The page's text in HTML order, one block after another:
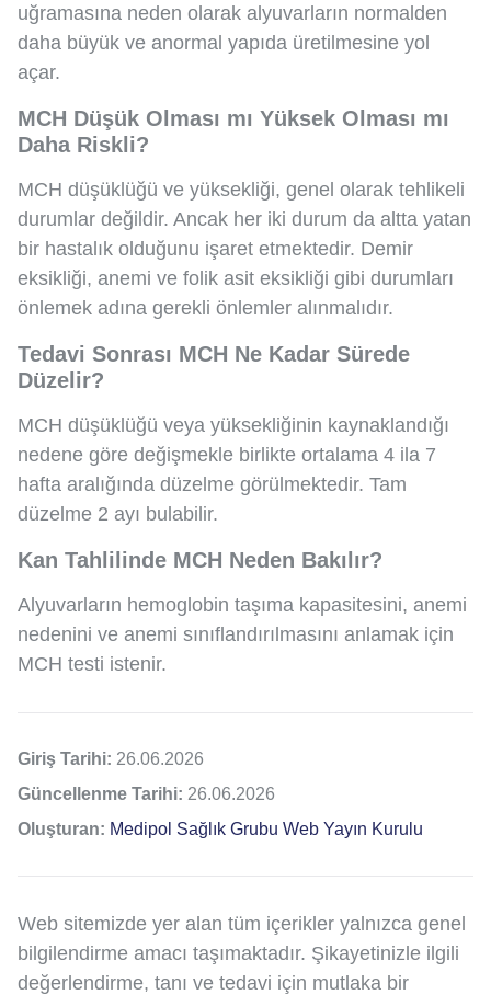
uğramasına neden olarak alyuvarların normalden
daha büyük ve anormal yapıda üretilmesine yol
açar.
MCH Düşük Olması mı Yüksek Olması mı
Daha Riskli?
MCH düşüklüğü ve yüksekliği, genel olarak tehlikeli
durumlar değildir. Ancak her iki durum da altta yatan
bir hastalık olduğunu işaret etmektedir. Demir
eksikliği, anemi ve folik asit eksikliği gibi durumları
önlemek adına gerekli önlemler alınmalıdır.
Tedavi Sonrası MCH Ne Kadar Sürede
Düzelir?
MCH düşüklüğü veya yüksekliğinin kaynaklandığı
nedene göre değişmekle birlikte ortalama 4 ila 7
hafta aralığında düzelme görülmektedir. Tam
düzelme 2 ayı bulabilir.
Kan Tahlilinde MCH Neden Bakılır?
Alyuvarların hemoglobin taşıma kapasitesini, anemi
nedenini ve anemi sınıflandırılmasını anlamak için
MCH testi istenir.
Giriş Tarihi: 26.06.2026
Güncellenme Tarihi: 26.06.2026
Oluşturan: Medipol Sağlık Grubu Web Yayın Kurulu
Web sitemizde yer alan tüm içerikler yalnızca genel
bilgilendirme amacı taşımaktadır. Şikayetinizle ilgili
değerlendirme, tanı ve tedavi için mutlaka bir